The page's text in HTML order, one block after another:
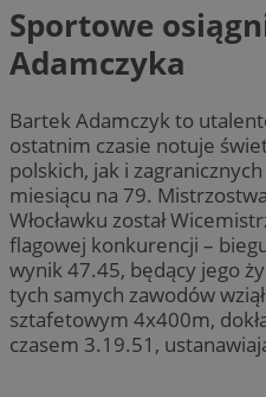
Sportowe
Adamczyka
Bartek Adamczyk to
ostatnim czasie notuje
polskich, jak i
miesiącu na 79.
Włocławku został
flagowej konkurencji –
wynik 47.45, będący jego
tych samych zawodów
sztafetowym 4x400m,
czasem 3.19.51,